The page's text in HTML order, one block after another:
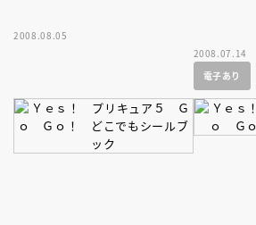
2008.08.05
2008.07.14
電子あり